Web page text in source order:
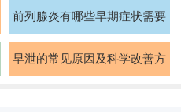
知道吗
前列腺炎有哪些早期症状需要
注意
早泄的常见原因及科学改善方